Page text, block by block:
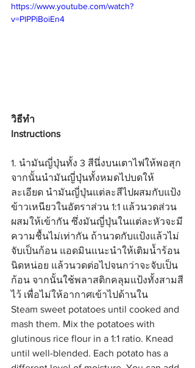
https://www.youtube.com/watch?
v=PlPPiBoiEn4
วิธีทำ
Instructions
1. นำมันญี่ปุ่นทั้ง 3 สีนึ่งบนเตาไฟให้พอสุก
จากนั้นนำมันญี่ปุ่นทั้งหมดไปบดให้
ละเอียด นำมันญี่ปุ่นแต่ละสีไปผสมกับแป้ง
ข้าวเหนียวในอัตราส่วน 1:1 แล้วนวดส่วน
ผสมให้เข้ากัน ซึ่งมันญี่ปุ่นในแต่ละหัวจะมี
ความชื้นไม่เท่ากัน ถ้านวดกับแป้งแล้วไม่
จับเป็นก้อน แอดมินแนะนำให้เติมน้ำร้อน
นิดหน่อย แล้วนวดต่อไปจนกว่าจะจับเป็น
ก้อน จากนั้นใช้พลาสติกคลุมแป้งทั้งสามสี
ไว้ เพื่อไม่ให้อากาศเข้าไปด้านใน
Steam sweet potatoes until cooked and
mash them. Mix the potatoes with
glutinous rice flour in a 1:1 ratio. Knead
until well-blended. Each potato has a